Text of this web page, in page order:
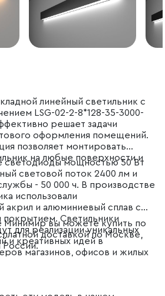
линейный светильник с
LSG-02-2-8*128-35-3000-
решает задачи
оформления помещений.
позволяет монтировать
на любые поверхности и
светодиоды мощностью 50 Вт
световой поток 2400 лм и
- 50 000 ч. В производстве
использовали
акрил и алюминиевый сплав с
Светильники
для реализации уникальных
и креативных идей в
магазинов, офисов и жилых
Минимир вы можете купить по
доставкой по Москве,
России.